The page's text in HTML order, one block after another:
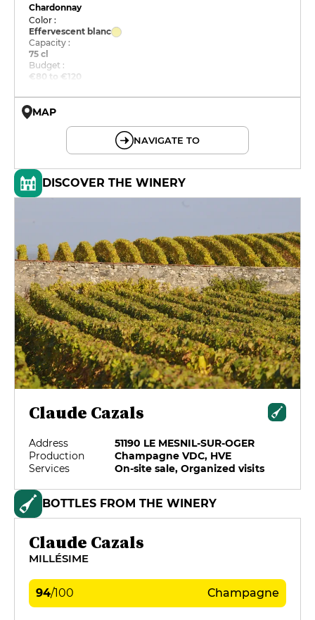
Chardonnay
Color :
Effervescent blanc
Capacity :
75 cl
Budget :
€80 to €120
MAP
NAVIGATE TO
DISCOVER THE WINERY
Claude Cazals
Address
51190 LE MESNIL-SUR-OGER
Production
Champagne VDC, HVE
Services
On-site sale, Organized visits
BOTTLES FROM THE WINERY
Claude Cazals
MILLÉSIME
94/100 Champagne